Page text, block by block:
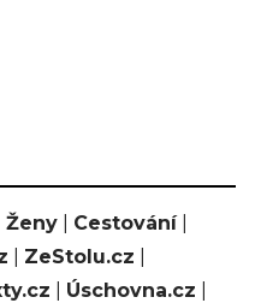
Ženy Cestování|
ZeStolu.cz
Úschovna.cz